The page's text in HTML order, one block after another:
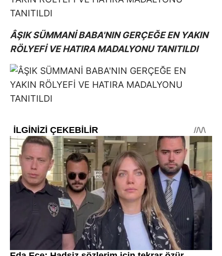
ÂŞIK SÜMMANİ BABA'NIN GERÇEĞE EN YAKIN
RÖLYEFİ VE HATIRA MADALYONU TANITILDI